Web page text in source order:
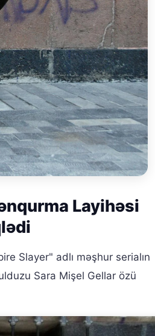
Layihəsi
Slayer" adlı məşhur serialın
Sara Mişel Gellar özü